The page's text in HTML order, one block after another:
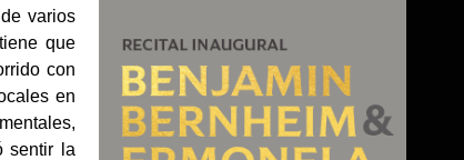
varios
que
con
en
sentir la